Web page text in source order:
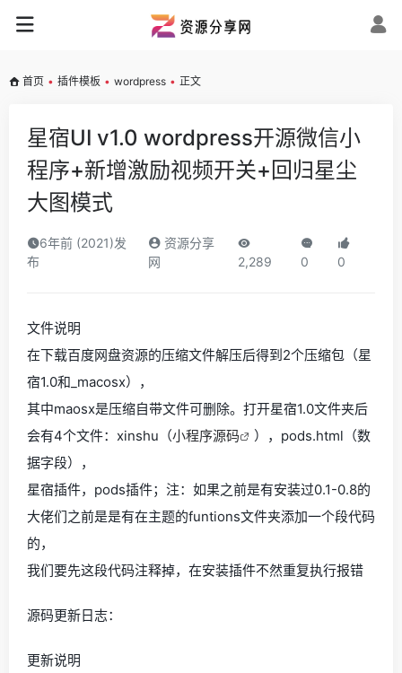
首页 • 插件模板 • wordpress • 正文
星宿UI v1.0 wordpress开源微信小
程序+新增激励视频开关+回归星尘
大图模式
6年前 (2021)发
布
资源分享
网
2,289 0 0
文件说明
在下载百度网盘资源的压缩文件解压后得到2个压缩包（星
宿1.0和_macosx），
其中maosx是压缩自带文件可删除。打开星宿1.0文件夹后
会有4个文件：xinshu（小程序源码
），pods.html（数
据字段），
星宿插件，pods插件；注：如果之前是有安装过0.1-0.8的
大佬们之前是是有在主题的funtions文件夹添加一个段代码
的，
我们要先这段代码注释掉，在安装插件不然重复执行报错
源码更新日志：
更新说明